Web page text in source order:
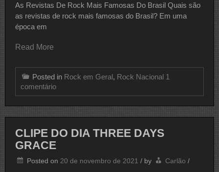
As Revistas De Rock Mais Famosas Do Brasil Quais são
as revistas de rock mais famosas do Brasil? Em uma
época em
Read More
Posted in Rock em Geral, Rock Nacional 1
comentárioem
As
Rock
Mais
Famosas
CLIPE DO DIA THREE DAYS
GRACE
Posted on 20 de novembro de 2021 / by Carlão /